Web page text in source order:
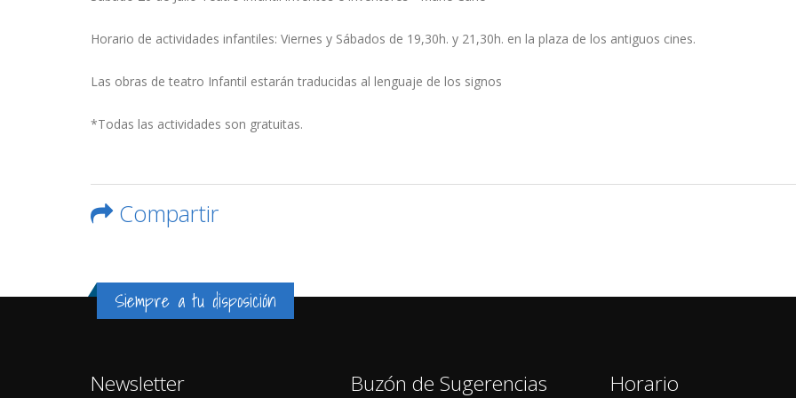
Horario de actividades infantiles: Viernes y Sábados de 19,30h. y 21,30h. en la plaza de los antiguos cines.
Las obras de teatro Infantil estarán traducidas al lenguaje de los signos
*Todas las actividades son gratuitas.
Compartir
Siempre a tu disposición
Newsletter Buzón de Sugerencias Horario